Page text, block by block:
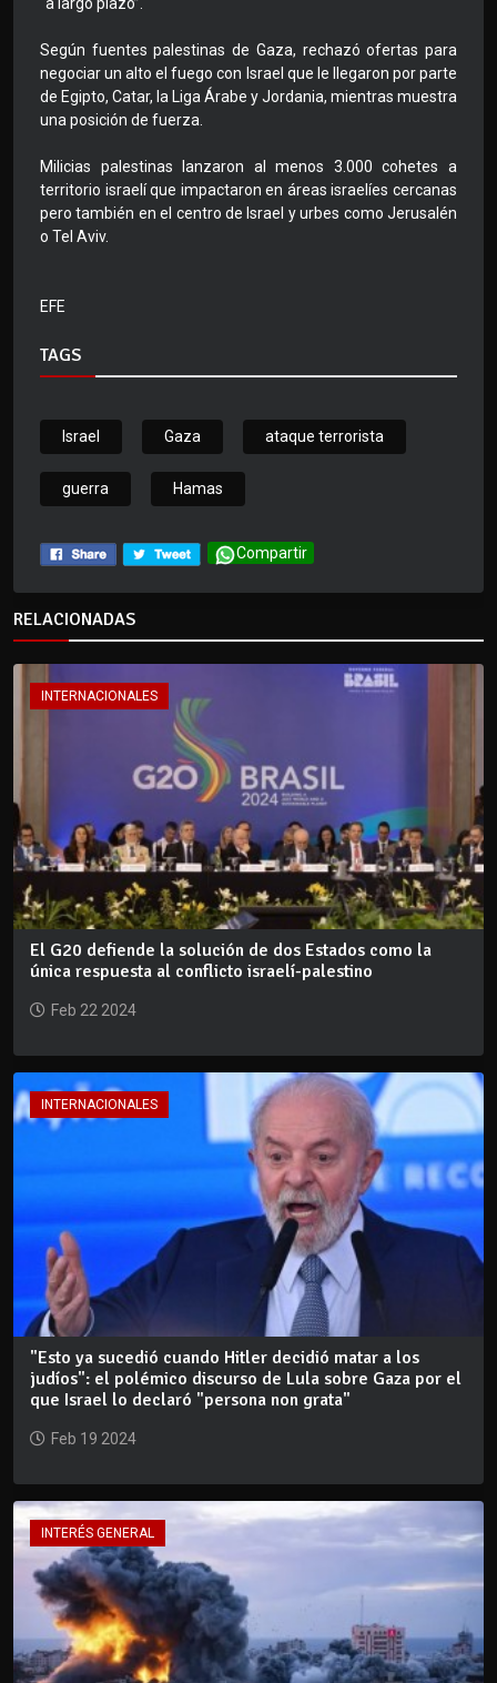
“a largo plazo”.
Según fuentes palestinas de Gaza, rechazó ofertas para
negociar un alto el fuego con Israel que le llegaron por parte
de Egipto, Catar, la Liga Árabe y Jordania, mientras muestra
una posición de fuerza.
Milicias palestinas lanzaron al menos 3.000 cohetes a
territorio israelí que impactaron en áreas israelíes cercanas
pero también en el centro de Israel y urbes como Jerusalén
o Tel Aviv.
EFE
TAGS
Israel Gaza ataque terrorista
guerra Hamas
Compartir
RELACIONADAS
INTERNACIONALES
El G20 defiende la solución de dos Estados como la
única respuesta al conflicto israelí-palestino
Feb 22 2024
INTERNACIONALES
"Esto ya sucedió cuando Hitler decidió matar a los
judíos": el polémico discurso de Lula sobre Gaza por el
que Israel lo declaró "persona non grata"
Feb 19 2024
INTERÉS GENERAL